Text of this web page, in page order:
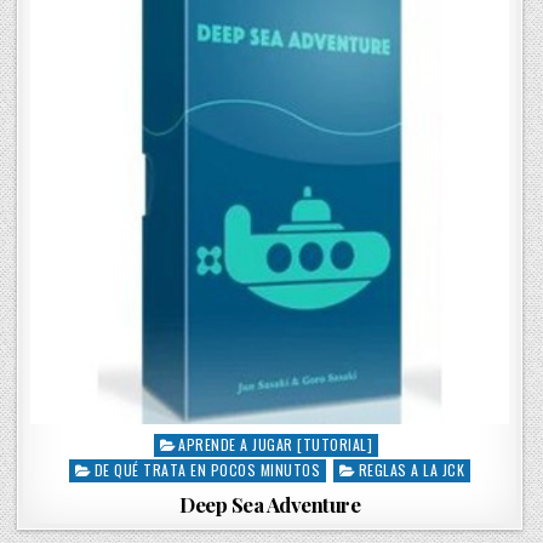
P
o
APRENDE A JUGAR [TUTORIAL]
DE QUÉ TRATA EN POCOS MINUTOS
REGLAS A LA JCK
Deep Sea Adventure